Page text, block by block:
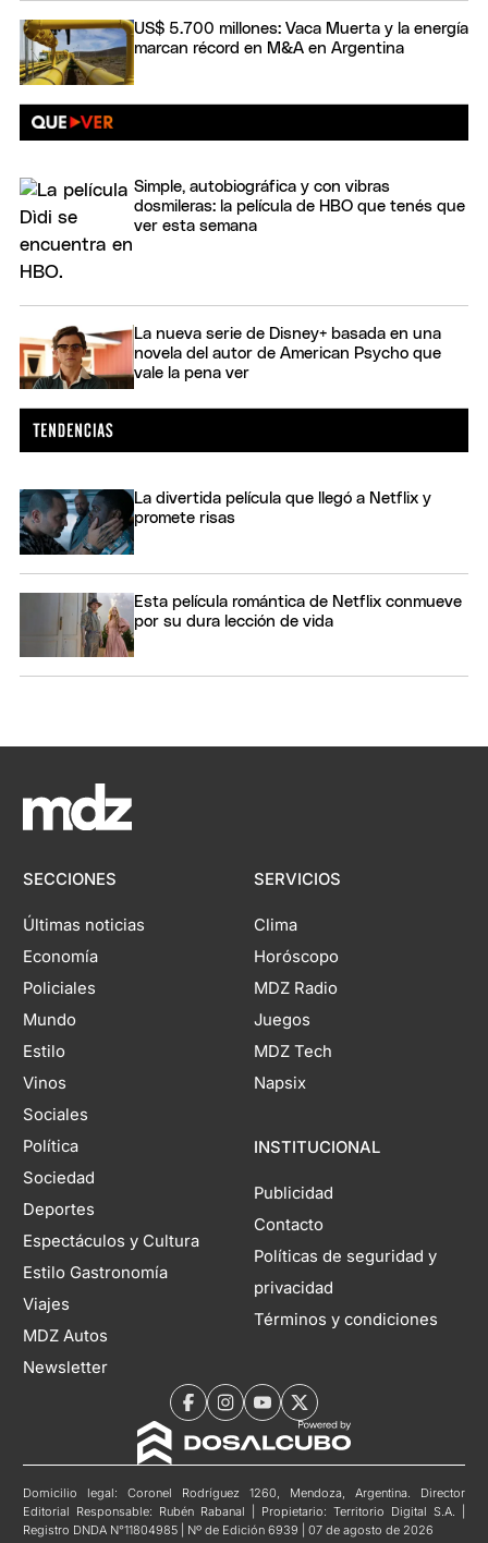
US$ 5.700 millones: Vaca Muerta y la energía
marcan récord en M&A en Argentina
Simple, autobiográfica y con vibras
dosmileras: la película de HBO que tenés que
ver esta semana
La nueva serie de Disney+ basada en una
novela del autor de American Psycho que
vale la pena ver
La divertida película que llegó a Netflix y
promete risas
Esta película romántica de Netflix conmueve
por su dura lección de vida
SECCIONES
Últimas noticias
Economía
Policiales
Mundo
Estilo
Vinos
Sociales
Política
Sociedad
Deportes
Espectáculos y Cultura
Estilo Gastronomía
Viajes
MDZ Autos
Newsletter
SERVICIOS
Clima
Horóscopo
MDZ Radio
Juegos
MDZ Tech
Napsix
INSTITUCIONAL
Publicidad
Contacto
Políticas de seguridad y
privacidad
Términos y condiciones
Domicilio legal: Coronel Rodríguez 1260, Mendoza, Argentina. Director
Editorial Responsable: Rubén Rabanal | Propietario: Territorio Digital S.A. |
Registro DNDA N°11804985 | Nº de Edición 6939 | 07 de agosto de 2026